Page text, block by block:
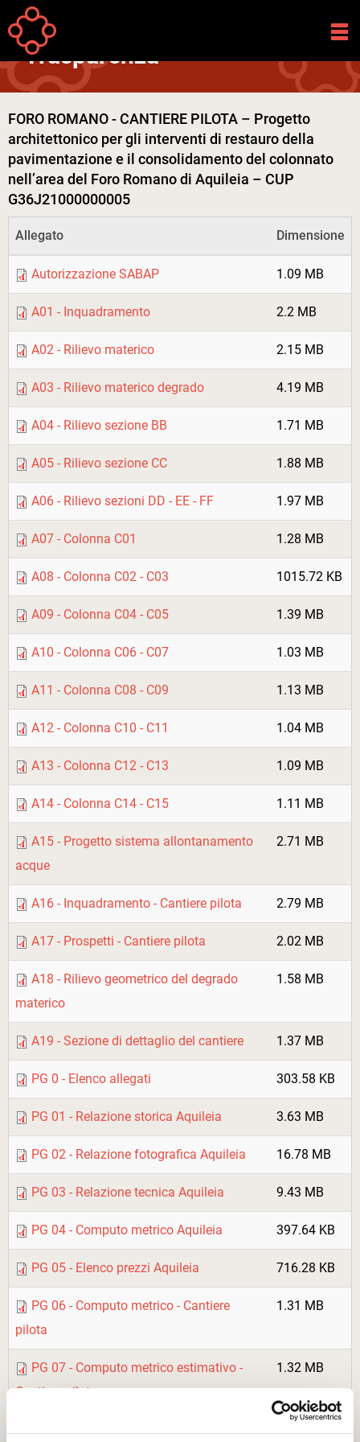
Salta al contenuto principale
Your
are
here
Home Opere Pubbliche
Trasparenza
FORO ROMANO - CANTIERE PILOTA – Progetto
architettonico per gli interventi di restauro della
pavimentazione e il consolidamento del colonnato
nell’area del Foro Romano di Aquileia – CUP
G36J21000000005
Allegato Dimensione
Autorizzazione SABAP 1.09 MB
A01 - Inquadramento 2.2 MB
A02 - Rilievo materico 2.15 MB
A03 - Rilievo materico degrado 4.19 MB
A04 - Rilievo sezione BB 1.71 MB
A05 - Rilievo sezione CC 1.88 MB
A06 - Rilievo sezioni DD - EE - FF 1.97 MB
A07 - Colonna C01 1.28 MB
A08 - Colonna C02 - C03 1015.72 KB
A09 - Colonna C04 - C05 1.39 MB
A10 - Colonna C06 - C07 1.03 MB
A11 - Colonna C08 - C09 1.13 MB
A12 - Colonna C10 - C11 1.04 MB
A13 - Colonna C12 - C13 1.09 MB
A14 - Colonna C14 - C15 1.11 MB
A15 - Progetto sistema allontanamento
acque
2.71 MB
A16 - Inquadramento - Cantiere pilota 2.79 MB
A17 - Prospetti - Cantiere pilota 2.02 MB
A18 - Rilievo geometrico del degrado
materico
1.58 MB
A19 - Sezione di dettaglio del cantiere 1.37 MB
PG 0 - Elenco allegati 303.58 KB
PG 01 - Relazione storica Aquileia 3.63 MB
PG 02 - Relazione fotografica Aquileia 16.78 MB
PG 03 - Relazione tecnica Aquileia 9.43 MB
PG 04 - Computo metrico Aquileia 397.64 KB
PG 05 - Elenco prezzi Aquileia 716.28 KB
PG 06 - Computo metrico - Cantiere
pilota
1.31 MB
PG 07 - Computo metrico estimativo -
Cantiere pilota
1.32 MB
PG 08 - Computo metrico - Sistema di 426.22 KB